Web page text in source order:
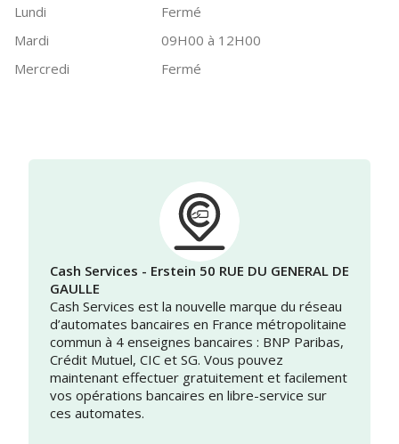
Lundi
Fermé
Mardi
09H00 à 12H00
Mercredi
Fermé
Cash Services - Erstein 50 RUE DU GENERAL DE
GAULLE
Cash Services est la nouvelle marque du réseau
d’automates bancaires en France métropolitaine
commun à 4 enseignes bancaires : BNP Paribas,
Crédit Mutuel, CIC et SG. Vous pouvez
maintenant effectuer gratuitement et facilement
vos opérations bancaires en libre-service sur
ces automates.